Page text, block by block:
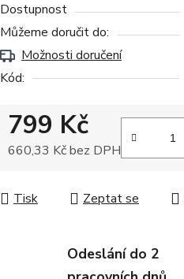
Dostupnost
Můžeme doručit do:
Možnosti doručení
Kód:
799 Kč
660,33 Kč bez DPH
Tisk Zeptat se
Odeslání do 2